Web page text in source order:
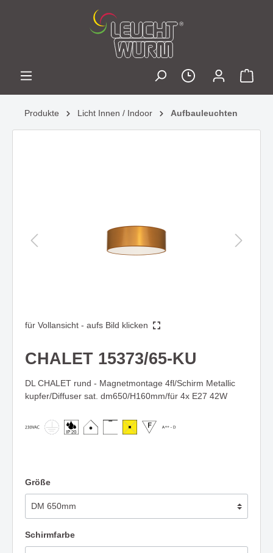
Produkte Licht Innen / Indoor Aufbauleuchten
für Vollansicht - aufs Bild klicken
CHALET 15373/65-KU
DL CHALET rund - Magnetmontage 4fl/Schirm Metallic
kupfer/Diffuser sat. dm650/H160mm/für 4x E27 42W
Größe
Schirmfarbe